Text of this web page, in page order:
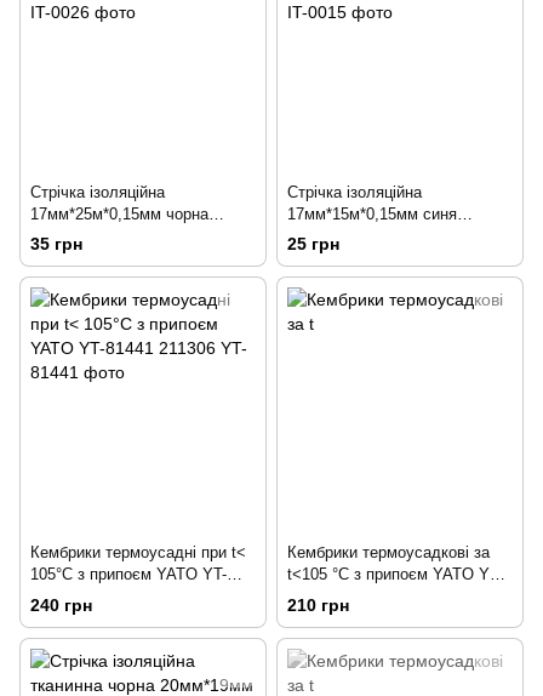
Стрічка ізоляційна
17мм*25м*0,15мм чорна
INTERTOOL IT-0026 171396
35 грн
Стрічка ізоляційна
17мм*15м*0,15мм синя
INTERTOOL IT-0015 171389
25 грн
Кембрики термоусадні при t<
105°C з припоєм YATO YT-
81441 211306
240 грн
Кембрики термоусадкові за
t<105 °C з припоєм YATO YT-
81443 211307
210 грн